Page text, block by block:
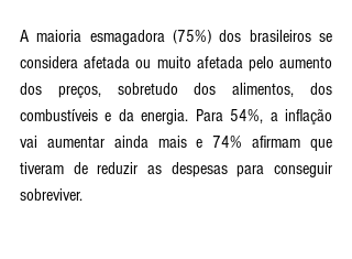
A maioria esmagadora (75%) dos brasileiros se
considera afetada ou muito afetada pelo aumento
dos preços, sobretudo dos alimentos, dos
combustíveis e da energia. Para 54%, a inflação
vai aumentar ainda mais e 74% afirmam que
tiveram de reduzir as despesas para conseguir
sobreviver.